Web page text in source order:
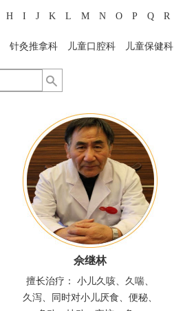
H I J K L M N O P Q R
针灸推拿科 儿童口腔科 儿童保健科
佘继林
擅长治疗： 小儿久咳、久喘、
久泻、同时对小儿厌食、便秘、